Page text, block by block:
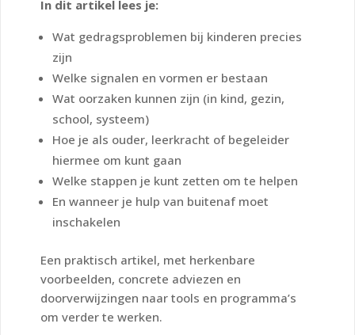
In dit artikel lees je:
Wat gedragsproblemen bij kinderen precies
zijn
Welke signalen en vormen er bestaan
Wat oorzaken kunnen zijn (in kind, gezin,
school, systeem)
Hoe je als ouder, leerkracht of begeleider
hiermee om kunt gaan
Welke stappen je kunt zetten om te helpen
En wanneer je hulp van buitenaf moet
inschakelen
Een praktisch artikel, met herkenbare
voorbeelden, concrete adviezen en
doorverwijzingen naar tools en programma’s
om verder te werken.